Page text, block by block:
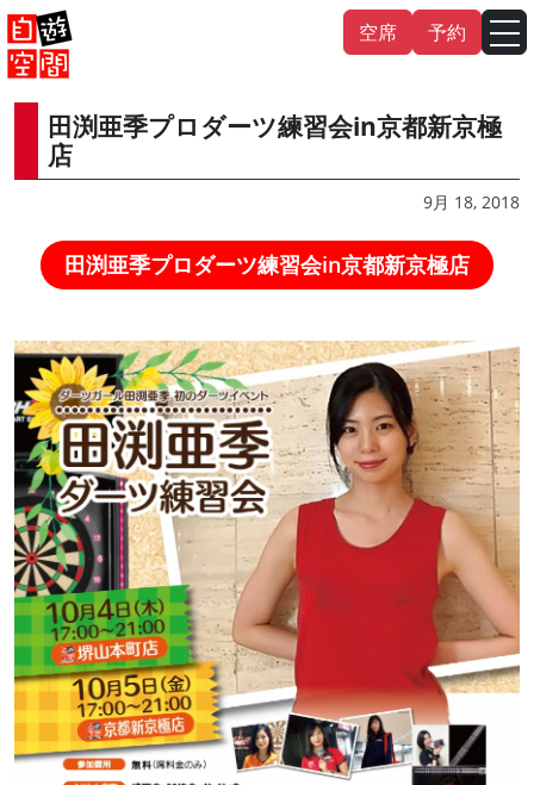
Skip
to
content
空席 予約
田渕亜季プロダーツ練習会in京都新京極
店
9月 18, 2018
田渕亜季プロダーツ練習会in京都新京極店
English 中文（繁體） 中文（简体）
日本語